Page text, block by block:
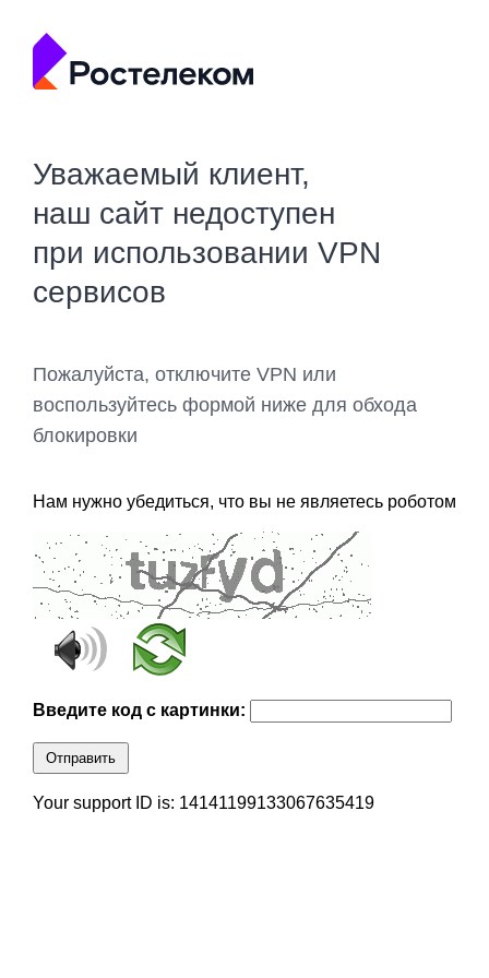
Уважаемый клиент,
наш сайт недоступен
при использовании VPN
сервисов
Пожалуйста, отключите VPN или
воспользуйтесь формой ниже для обхода
блокировки
Нам нужно убедиться, что вы не являетесь роботом
Введите код с картинки:
Отправить
Your support ID is: 14141199133067635419